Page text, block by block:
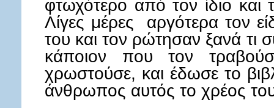
φτωχότερο από τον ίδιο και
Λίγες μέρες αργότερα τον
του και τον ρώτησαν ξανά τι
κάποιον που τον
χρωστούσε, και έδωσε το
άνθρωπος αυτός το χρέος